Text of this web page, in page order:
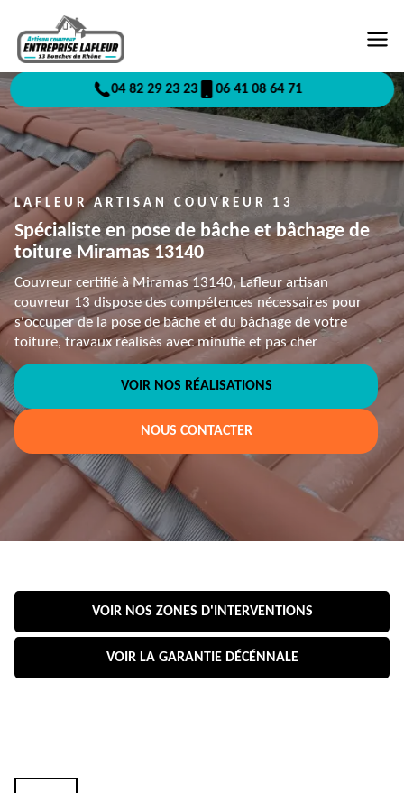
04 82 29 23 23 06 41 08 64 71
LAFLEUR ARTISAN COUVREUR 13
Spécialiste en pose de bâche et bâchage de
toiture Miramas 13140
Couvreur certifié à Miramas 13140, Lafleur artisan
couvreur 13 dispose des compétences nécessaires pour
s'occuper de la pose de bâche et du bâchage de votre
toiture, travaux réalisés avec minutie et pas cher
VOIR NOS RÉALISATIONS
NOUS CONTACTER
VOIR NOS ZONES D'INTERVENTIONS
VOIR LA GARANTIE DÉCÉNNALE